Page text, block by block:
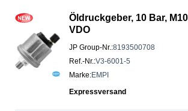
Öldruckgeber, 10 Bar,
VDO
JP Group-Nr.:8193500708
Ref.-Nr.:V3-6001-5
Marke:EMPI
Expressversand